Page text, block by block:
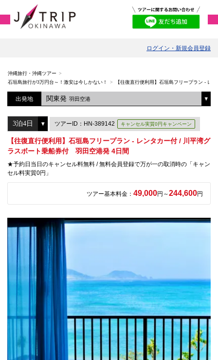
ログイン・新規会員登録
沖縄旅行・沖縄ツアー
石垣島旅行が3万円台～！激安は今しかない！
【往復直行便利用】石垣島フリープラン -
出発地 関東発 羽田空港
ツアーID：HN-389142 キャンセル実質0円キャンペーン
【往復直行便利用】石垣島フリープラン - レンタカー付 / 川平湾グ
ラスボート乗船券付 羽田空港発 4日間
★予約日当日のキャンセル料無料 / 無料会員登録で万が一の取消時の「キャン
セル料実質0円」
ツアー基本料金： 49,000円～244,600円